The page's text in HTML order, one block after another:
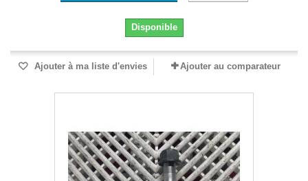
Disponible
Ajouter à ma liste d'envies Ajouter au comparateur